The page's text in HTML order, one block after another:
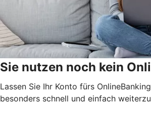
Sie nutzen noch kein
Lassen Sie Ihr Konto fürs
besonders schnell und einfach